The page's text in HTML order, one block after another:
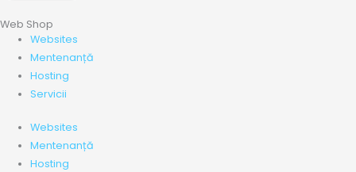
Web Shop
Websites
Mentenanță
Hosting
Servicii
Websites
Mentenanță
Hosting